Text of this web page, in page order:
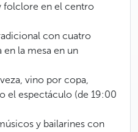
folclore en el centro
con cuatro
en la mesa en un
vino por copa,
el espectáculo (de 19:00
y bailarines con